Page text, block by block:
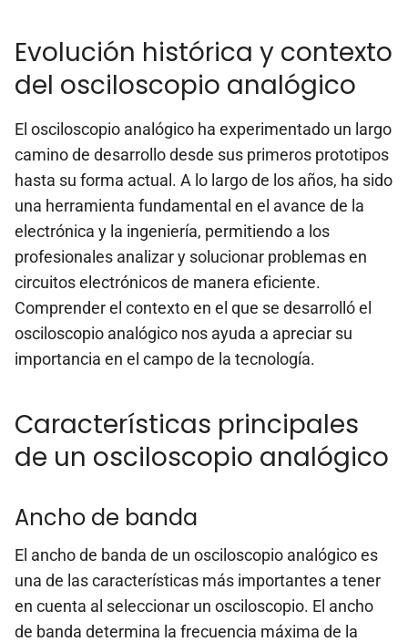
Evolución histórica y contexto
del osciloscopio analógico
El osciloscopio analógico ha experimentado un largo
camino de desarrollo desde sus primeros prototipos
hasta su forma actual. A lo largo de los años, ha sido
una herramienta fundamental en el avance de la
electrónica y la ingeniería, permitiendo a los
profesionales analizar y solucionar problemas en
circuitos electrónicos de manera eficiente.
Comprender el contexto en el que se desarrolló el
osciloscopio analógico nos ayuda a apreciar su
importancia en el campo de la tecnología.
Características principales
de un osciloscopio analógico
Ancho de banda
El ancho de banda de un osciloscopio analógico es
una de las características más importantes a tener
en cuenta al seleccionar un osciloscopio. El ancho
de banda determina la frecuencia máxima de la